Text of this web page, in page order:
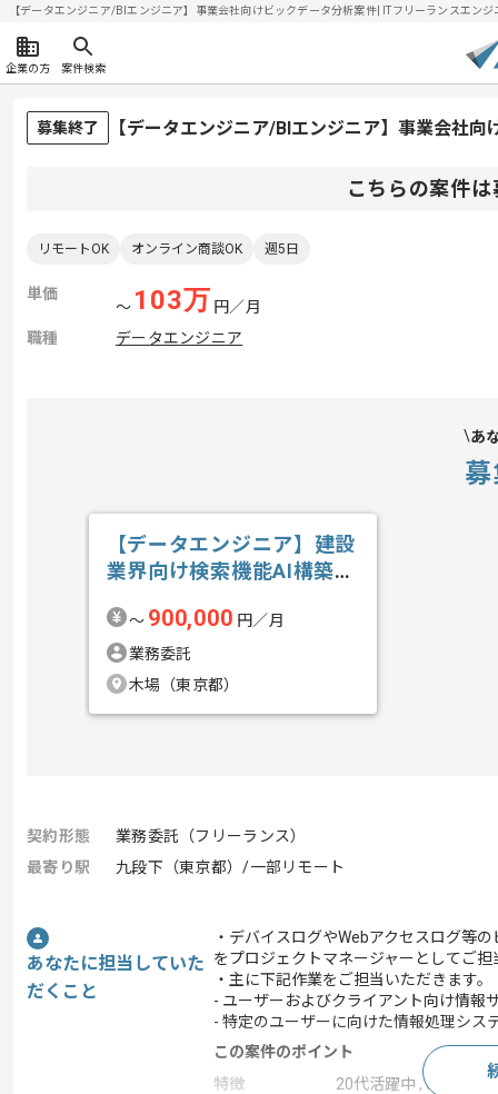
【データエンジニア/BIエンジニア】事業会社向けビックデータ分析案件| ITフリーランスエン
企業の方 案件検索
募集終了 【データエンジニア/BIエンジニア】事業会社
こちらの案件
リモートOK オンライン商談OK 週5日
単価
〜 103万 円／月
職種
データエンジニア
あ
【データエンジニア】建設
業界向け検索機能AI構築の
〜 900,000 円／月
業務委託
木場（東京都）
契約形態
業務委託（フリーランス）
最寄り駅
九段下（東京都）/一部リモート
あなたに担当していた
だくこと
・デバイスログやWebアクセスログ等
をプロジェクトマネージャーとしてご担
・主に下記作業をご担当いただきます。
- ユーザーおよびクライアント向け情報
- 特定のユーザーに向けた情報処理シス
この案件のポイント
特徴
20代活躍中 , 30代活躍